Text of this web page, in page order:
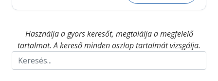
Használja a gyors keresőt, megtalálja a megfelelő
tartalmat. A kereső minden oszlop tartalmát vizsgálja.